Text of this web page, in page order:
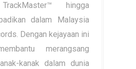
hingga
dalam Malaysia
Dengan kejayaan ini
merangsang
kanak dalam dunia